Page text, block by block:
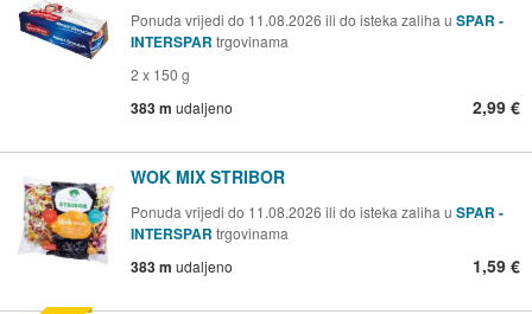
Ponuda vrijedi do 11.08.2026 ili do isteka zaliha u SPAR -
INTERSPAR trgovinama
2 x 150 g
383 m udaljeno 2,99 €
WOK MIX STRIBOR
Ponuda vrijedi do 11.08.2026 ili do isteka zaliha u SPAR -
INTERSPAR trgovinama
383 m udaljeno 1,59 €